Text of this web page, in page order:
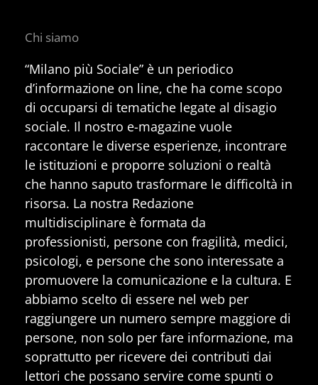
Chi siamo
“Milano più Sociale” è un periodico
d’informazione on line, che ha come scopo
di occuparsi di tematiche legate al disagio
sociale. Il nostro e-magazine vuole
raccontare le diverse esperienze, incontrare
le istituzioni e proporre soluzioni o realtà
che hanno saputo trasformare le difficoltà in
risorsa. La nostra Redazione
multidisciplinare è formata da
professionisti, persone con fragilità, medici,
psicologi, e persone che sono interessate a
promuovere la comunicazione e la cultura. E
abbiamo scelto di essere nel web per
raggiungere un numero sempre maggiore di
persone, non solo per fare informazione, ma
soprattutto per ricevere dei contributi dai
lettori che possano servire come spunti o